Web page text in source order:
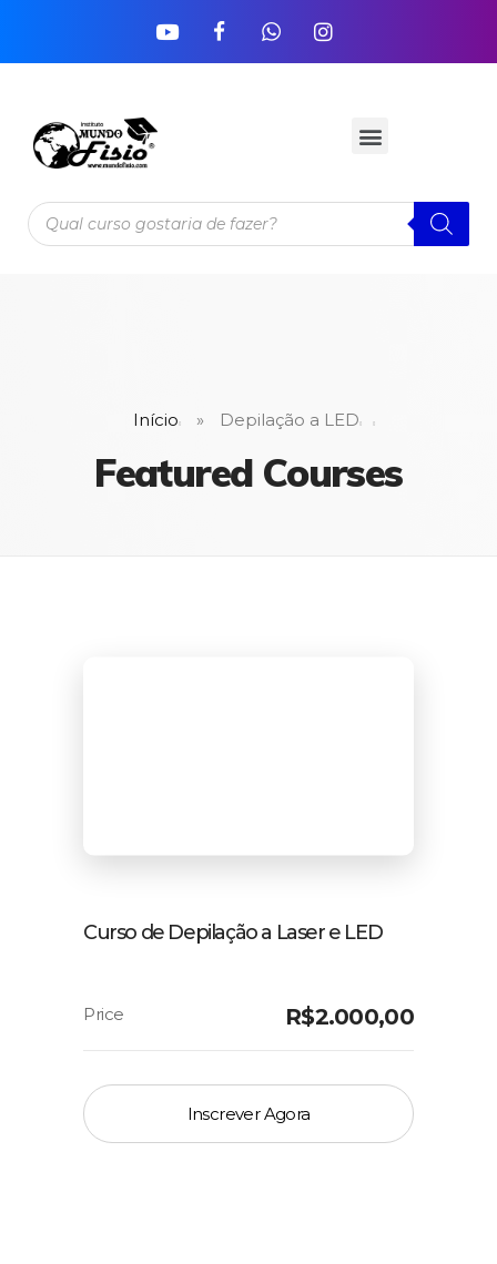
Início » Depilação a LED
Featured Courses
Curso de Depilação a Laser e LED
R$2.000,00
Inscrever Agora